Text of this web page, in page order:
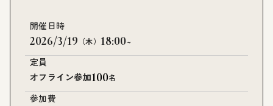
開催日時
2026/3/19 （木） 18:00~
定員
オフライン参加100名
参加費